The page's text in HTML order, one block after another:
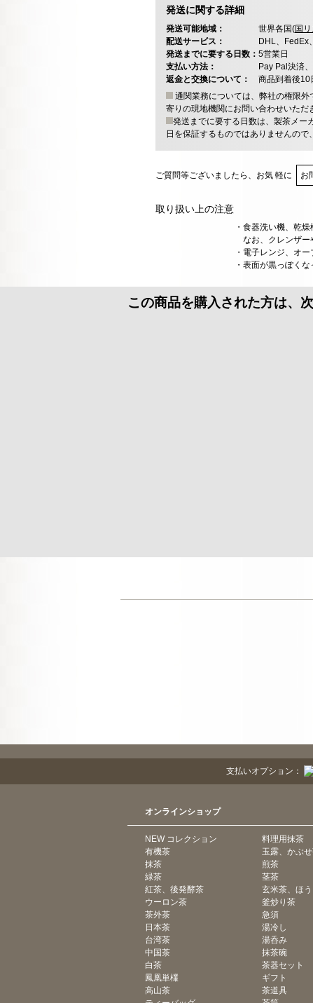
発送に関する詳細
発送可能地域： 世界各国(国
配送サービス：
DHL、FedEx
発送までに要する日数： 5営業日
支払い方法：
Pay Pal決済
返金と交換について：
商品到着後10
通関業務については、弊社の権限
寄りの現地機関にお問い合わせいただ
発送までに要する日数は、製茶メー
日を保証するものではありませんので
ご質問等ございましたら、お気 軽に お
取り扱い上の注意
・食器洗い機、乾
なお、クレンザー
・電子レンジ、オ
・表面が黒っぽく
この商品を購入された方は、
支払いオプション：
オンラインショップ
NEW コレクション
有機茶
抹茶
緑茶
紅茶、後発酵茶
ウーロン茶
茶外茶
日本茶
台湾茶
中国茶
白茶
鳳凰単欉
高山茶
料理用抹茶
玉露、かぶ
煎茶
茎茶
玄米茶、ほ
釜炒り茶
急須
湯冷し
湯呑み
抹茶碗
茶器セット
ギフト
茶道具